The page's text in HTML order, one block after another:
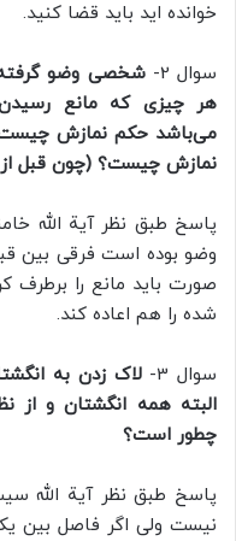
خوانده اید باید قضا کنید.
سوال 2-
شخصی وضو گرفته
هر چیزی که مانع
می‌باشد حکم نمازش
نمازش چیست؟ (چون قبل از
پاسخ طبق نظر آیة الله
وضو بوده است فرقی بین
صورت باید مانع را برطرف
شده را هم اعاده کند.
سوال 3-
لاک زدن به
البته همه انگشتان و از
چطور است؟
پاسخ طبق نظر آیة الله
نیست ولی اگر فاصل بین